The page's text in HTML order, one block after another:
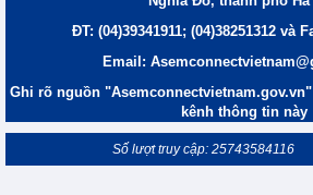
ĐT: (04)39341911; (04)38251312 và
Email:
Ghi rõ nguồn
kênh thông tin này
Số lượt truy cập: 25743584116